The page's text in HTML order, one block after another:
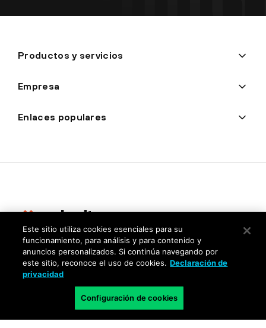
Productos y servicios
Empresa
Enlaces populares
Privacidad
Centro de confianza
Condiciones de uso
Este sitio utiliza cookies esenciales para su
funcionamiento, para análisis y para contenido y
anuncios personalizados. Si continúa navegando por
este sitio, reconoce el uso de cookies. Declaración de
privacidad
Configuración de cookies